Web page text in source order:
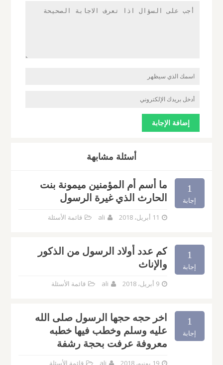
أسئلة مشابهة
1
إجابة
ما أسم أم المؤمنين ميمونة بنت
الحارث الذي غيرة الرسول
11 أبريل، 2018 ali قائمة الأسئلة
1
إجابة
كم عدد أولاد الرسول من الذكور
والإناث
9 أبريل، 2018 ali قائمة الأسئلة
1
إجابة
اخر حجه حجها الرسول صلى الله
عليه وسلم وخطب فيها خطبه
معروفة عرفت بحجة رشفة